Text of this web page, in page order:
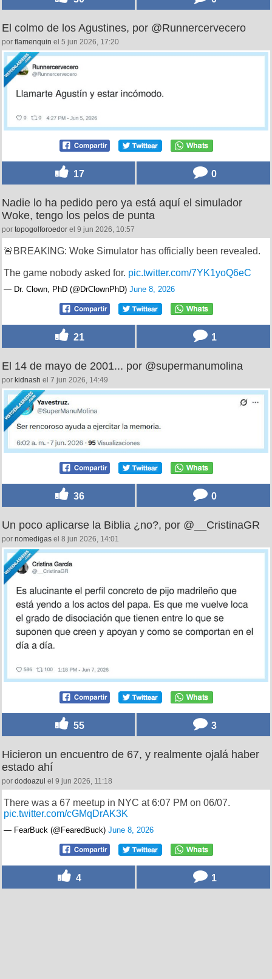
El colmo de los Agustines, por @Runnercervecero
por flamenquin el 5 jun 2026, 17:20
17 0
Nadie lo ha pedido pero ya está aquí el simulador
Woke, tengo los pelos de punta
por topogolforoedor el 9 jun 2026, 10:57
🚨BREAKING: Woke Simulator has officially been revealed.
The game nobody asked for. pic.twitter.com/7YK1yoQ6eC
— Dr. Clown, PhD (@DrClownPhD) June 8, 2026
21 1
El 14 de mayo de 2001... por @supermanumolina
por kidnash el 7 jun 2026, 14:49
36 0
Un poco aplicarse la Biblia ¿no?, por @__CristinaGR
por nomedigas el 8 jun 2026, 14:01
55 3
Hicieron un encuentro de 67, y realmente ojalá haber
estado ahí
por dodoazul el 9 jun 2026, 11:18
There was a 67 meetup in NYC at 6:07 PM on 06/07.
pic.twitter.com/cGMqDrAK3K
— FearBuck (@FearedBuck) June 8, 2026
4 1